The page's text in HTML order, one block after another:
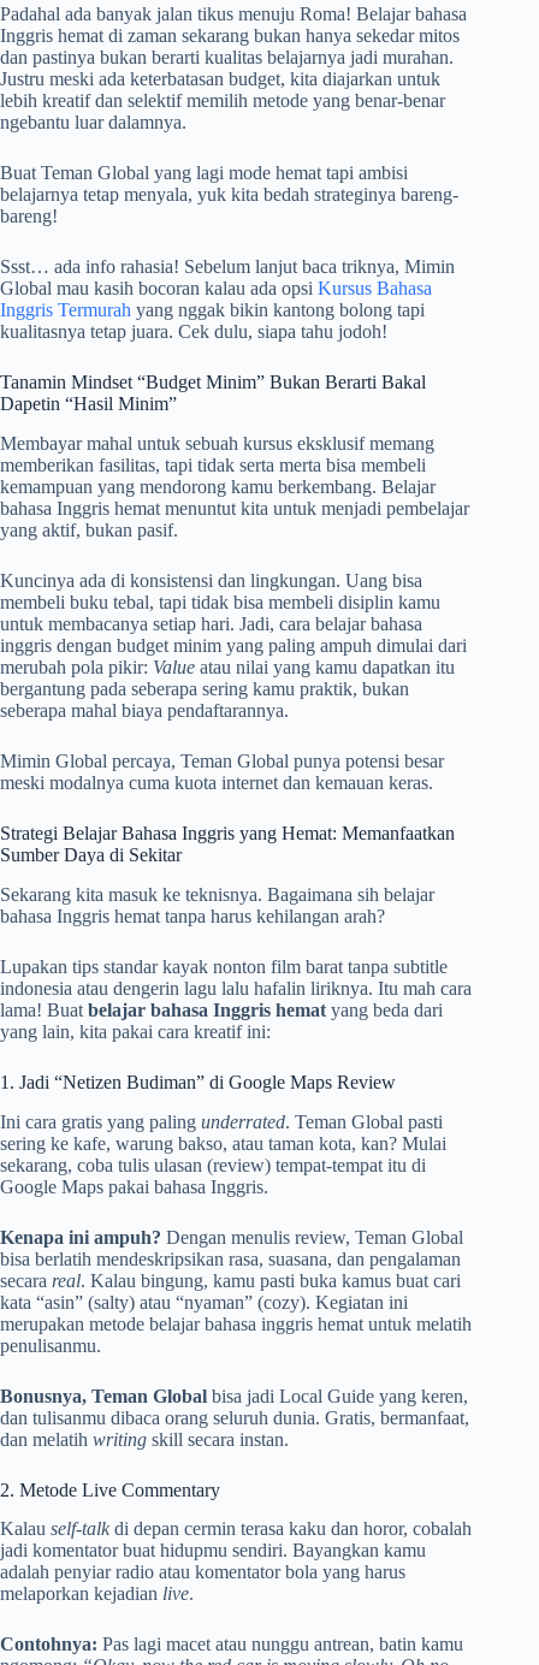
Padahal ada banyak jalan tikus menuju Roma! Belajar bahasa
Inggris hemat di zaman sekarang bukan hanya sekedar mitos
dan pastinya bukan berarti kualitas belajarnya jadi murahan.
Justru meski ada keterbatasan budget, kita diajarkan untuk
lebih kreatif dan selektif memilih metode yang benar-benar
ngebantu luar dalamnya.
Buat Teman Global yang lagi mode hemat tapi ambisi
belajarnya tetap menyala, yuk kita bedah strateginya bareng-
bareng!
Ssst… ada info rahasia! Sebelum lanjut baca triknya, Mimin
Global mau kasih bocoran kalau ada opsi Kursus Bahasa
Inggris Termurah yang nggak bikin kantong bolong tapi
kualitasnya tetap juara. Cek dulu, siapa tahu jodoh!
Tanamin Mindset “Budget Minim” Bukan Berarti Bakal
Dapetin “Hasil Minim”
Membayar mahal untuk sebuah kursus eksklusif memang
memberikan fasilitas, tapi tidak serta merta bisa membeli
kemampuan yang mendorong kamu berkembang. Belajar
bahasa Inggris hemat menuntut kita untuk menjadi pembelajar
yang aktif, bukan pasif.
Kuncinya ada di konsistensi dan lingkungan. Uang bisa
membeli buku tebal, tapi tidak bisa membeli disiplin kamu
untuk membacanya setiap hari. Jadi, cara belajar bahasa
inggris dengan budget minim yang paling ampuh dimulai dari
merubah pola pikir: Value atau nilai yang kamu dapatkan itu
bergantung pada seberapa sering kamu praktik, bukan
seberapa mahal biaya pendaftarannya.
Mimin Global percaya, Teman Global punya potensi besar
meski modalnya cuma kuota internet dan kemauan keras.
Strategi Belajar Bahasa Inggris yang Hemat: Memanfaatkan
Sumber Daya di Sekitar
Sekarang kita masuk ke teknisnya. Bagaimana sih belajar
bahasa Inggris hemat tanpa harus kehilangan arah?
Lupakan tips standar kayak nonton film barat tanpa subtitle
indonesia atau dengerin lagu lalu hafalin liriknya. Itu mah cara
lama! Buat belajar bahasa Inggris hemat yang beda dari
yang lain, kita pakai cara kreatif ini:
1. Jadi “Netizen Budiman” di Google Maps Review
Ini cara gratis yang paling underrated. Teman Global pasti
sering ke kafe, warung bakso, atau taman kota, kan? Mulai
sekarang, coba tulis ulasan (review) tempat-tempat itu di
Google Maps pakai bahasa Inggris.
Kenapa ini ampuh? Dengan menulis review, Teman Global
bisa berlatih mendeskripsikan rasa, suasana, dan pengalaman
secara real. Kalau bingung, kamu pasti buka kamus buat cari
kata “asin” (salty) atau “nyaman” (cozy). Kegiatan ini
merupakan metode belajar bahasa inggris hemat untuk melatih
penulisanmu.
Bonusnya, Teman Global bisa jadi Local Guide yang keren,
dan tulisanmu dibaca orang seluruh dunia. Gratis, bermanfaat,
dan melatih writing skill secara instan.
2. Metode Live Commentary
Kalau self-talk di depan cermin terasa kaku dan horor, cobalah
jadi komentator buat hidupmu sendiri. Bayangkan kamu
adalah penyiar radio atau komentator bola yang harus
melaporkan kejadian live.
Contohnya: Pas lagi macet atau nunggu antrean, batin kamu